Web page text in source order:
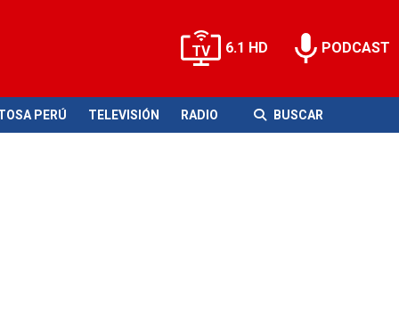
6.1 HD PODCAST
PERÚ TELEVISIÓN RADIO BUSCAR